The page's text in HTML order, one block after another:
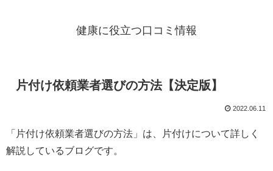
健康に役立つ口コミ情報
片付け依頼業者選びの方法【決定版】
2022.06.11
「片付け依頼業者選びの方法」は、片付けについて詳しく
解説しているブログです。